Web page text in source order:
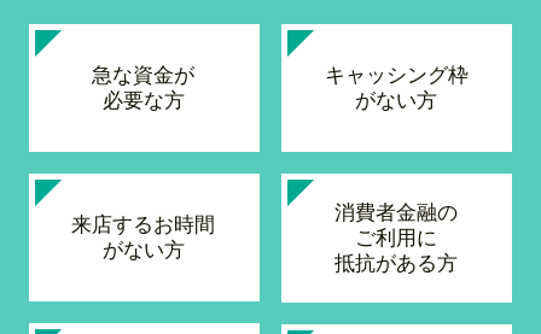
急な資金が
必要な方
キャッシング枠
がない方
来店するお時間
がない方
消費者金融の
ご利用に
抵抗がある方